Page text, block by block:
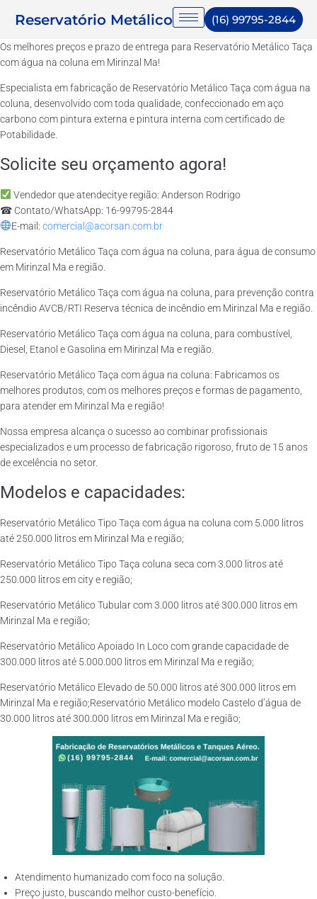
Reservatório Metálico (16) 99795-2844
Os melhores preços e prazo de entrega para Reservatório Metálico Taça
com água na coluna em Mirinzal Ma!
Especialista em fabricação de Reservatório Metálico Taça com água na
coluna, desenvolvido com toda qualidade, confeccionado em aço
carbono com pintura externa e pintura interna com certificado de
Potabilidade.
Solicite seu orçamento agora!
Vendedor que atendecitye região: Anderson Rodrigo
☎ Contato/WhatsApp: 16-99795-2844
E-mail: comercial@acorsan.com.br
Reservatório Metálico Taça com água na coluna, para água de consumo
em Mirinzal Ma e região.
Reservatório Metálico Taça com água na coluna, para prevenção contra
incêndio AVCB/RTI Reserva técnica de incêndio em Mirinzal Ma e região.
Reservatório Metálico Taça com água na coluna, para combustível,
Diesel, Etanol e Gasolina em Mirinzal Ma e região.
Reservatório Metálico Taça com água na coluna: Fabricamos os
melhores produtos, com os melhores preços e formas de pagamento,
para atender em Mirinzal Ma e região!
Nossa empresa alcança o sucesso ao combinar profissionais
especializados e um processo de fabricação rigoroso, fruto de 15 anos
de excelência no setor.
Modelos e capacidades:
Reservatório Metálico Tipo Taça com água na coluna com 5.000 litros
até 250.000 litros em Mirinzal Ma e região;
Reservatório Metálico Tipo Taça coluna seca com 3.000 litros até
250.000 litros em city e região;
Reservatório Metálico Tubular com 3.000 litros até 300.000 litros em
Mirinzal Ma e região;
Reservatório Metálico Apoiado In Loco com grande capacidade de
300.000 litros até 5.000.000 litros em Mirinzal Ma e região;
Reservatório Metálico Elevado de 50.000 litros até 300.000 litros em
Mirinzal Ma e região;Reservatório Metálico modelo Castelo d’água de
30.000 litros até 300.000 litros em Mirinzal Ma e região;
Atendimento humanizado com foco na solução.
Preço justo, buscando melhor custo-benefício.